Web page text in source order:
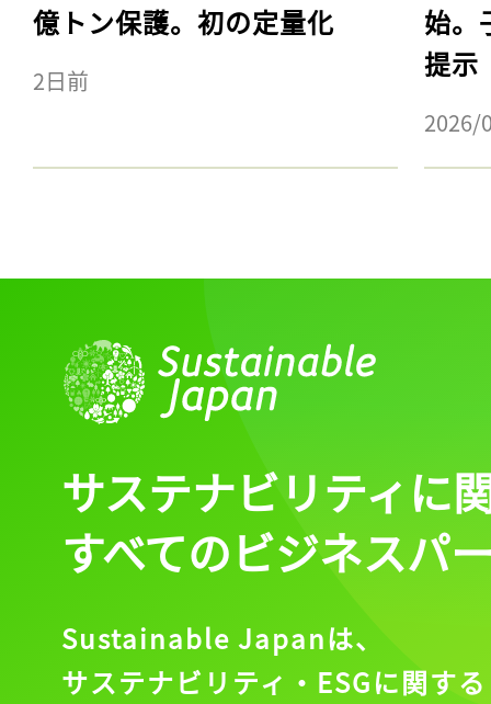
億トン保護。初の定量化
2日前
始。
提示
2026/
サステナビリティに
すべてのビジネスパ
Sustainable Japanは、
サステナビリティ・ESGに関する